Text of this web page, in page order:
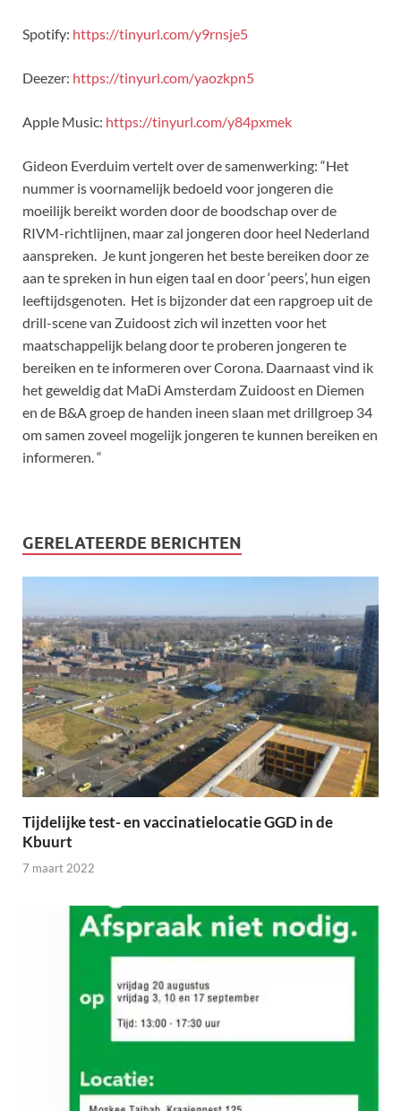
Spotify: https://tinyurl.com/y9rnsje5
Deezer: https://tinyurl.com/yaozkpn5
Apple Music: https://tinyurl.com/y84pxmek
Gideon Everduim vertelt over de samenwerking: “Het
nummer is voornamelijk bedoeld voor jongeren die
moeilijk bereikt worden door de boodschap over de
RIVM-richtlijnen, maar zal jongeren door heel Nederland
aanspreken. Je kunt jongeren het beste bereiken door ze
aan te spreken in hun eigen taal en door ‘peers’, hun eigen
leeftijdsgenoten. Het is bijzonder dat een rapgroep uit de
drill-scene van Zuidoost zich wil inzetten voor het
maatschappelijk belang door te proberen jongeren te
bereiken en te informeren over Corona. Daarnaast vind ik
het geweldig dat MaDi Amsterdam Zuidoost en Diemen
en de B&A groep de handen ineen slaan met drillgroep 34
om samen zoveel mogelijk jongeren te kunnen bereiken en
informeren. “
GERELATEERDE BERICHTEN
Tijdelijke test- en vaccinatielocatie GGD in de
Kbuurt
7 maart 2022